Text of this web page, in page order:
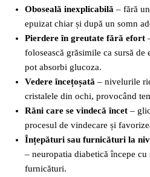
Oboseală inexplicabilă – fără
epuizat chiar și după un somn
Pierdere în greutate fără efort
folosească grăsimile ca sursă de
pot absorbi glucoza.
Vedere încețoșată – nivelurile
cristalele din ochi, provocând
Răni care se vindecă încet –
procesul de vindecare și
Înțepături sau furnicături la
– neuropatia diabetică începe cu
furnicături.